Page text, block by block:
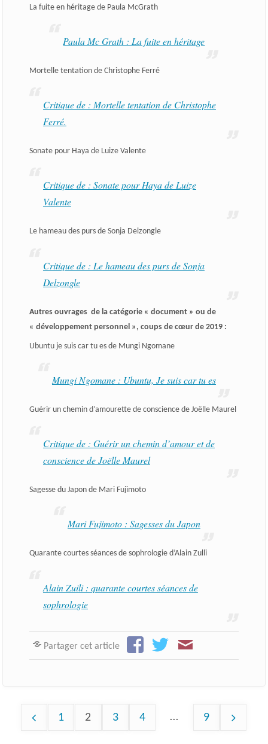
La fuite en héritage de Paula McGrath
Paula Mc Grath : La fuite en héritage
Mortelle tentation de Christophe Ferré
Critique de : Mortelle tentation de Christophe
Ferré.
Sonate pour Haya de Luize Valente
Critique de : Sonate pour Haya de Luize
Valente
Le hameau des purs de Sonja Delzongle
Critique de : Le hameau des purs de Sonja
Delzongle
Autres ouvrages de la catégorie « document » ou de
« développement personnel », coups de cœur de 2019 :
Ubuntu je suis car tu es de Mungi Ngomane
Mungi Ngomane : Ubuntu, Je suis car tu es
Guérir un chemin d’amourette de conscience de Joëlle Maurel
Critique de : Guérir un chemin d’amour et de
conscience de Joëlle Maurel
Sagesse du Japon de Mari Fujimoto
Mari Fujimoto : Sagesses du Japon
Quarante courtes séances de sophrologie d’Alain Zulli
Alain Zuili : quarante courtes séances de
sophrologie
Partager cet article
1 2 3 4 … 9